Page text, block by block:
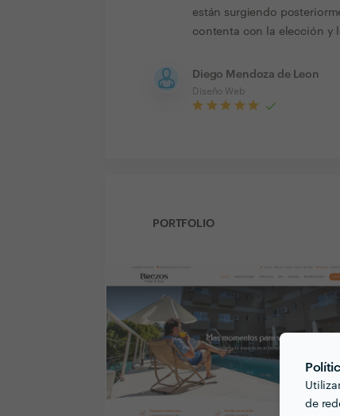
de
están surgiendo
contenta con la elección y
Diego Mendoza de Leon
Diseño Web
PORTFOLIO